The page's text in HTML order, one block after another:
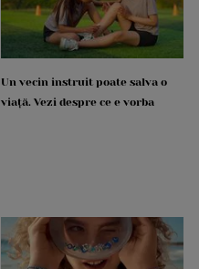
Un vecin instruit poate salva o
viață. Vezi despre ce e vorba